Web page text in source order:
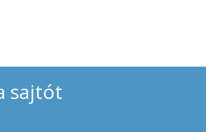
sajtót